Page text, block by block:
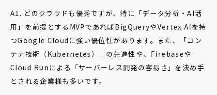
A1. どのクラウドも優秀ですが、特に「データ分析・AI活
用」を前提とするMVPであればBigQueryやVertex AIを持
つGoogle Cloudに強い優位性があります。また、「コン
テナ技術（Kubernetes）」の先進性や、Firebaseや
Cloud Runによる「サーバーレス開発の容易さ」を決め手
とされる企業様も多いです。